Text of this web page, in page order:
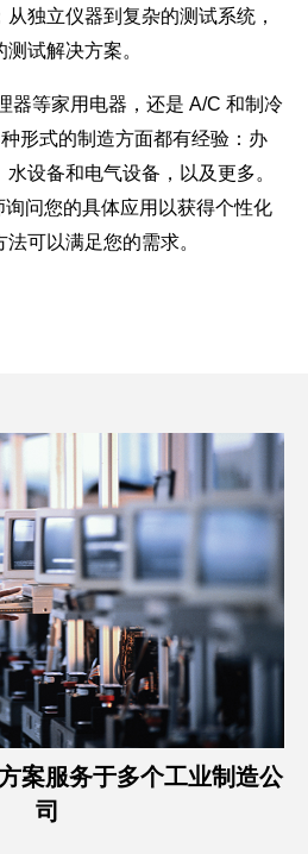
独立仪器到复杂的测试系统，
试解决方案。
器等家用电器，还是 A/C 和制冷
形式的制造方面都有经验：办
设备和电气设备，以及更多。
问您的具体应用以获得个性化
可以满足您的需求。
案服务于多个工业制造公
司